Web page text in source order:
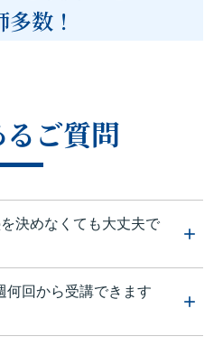
多数！
るご質問
決めなくても大丈夫で
何回から受講できます